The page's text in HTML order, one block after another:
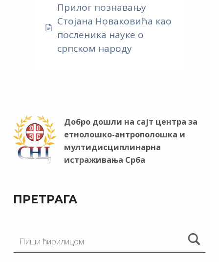
Прилог познавању
Стојана Новаковића као
посленика науке о
српском народу
Добро дошли на сајт центра за
етнолошко-антрополошка и
мултидисциплинарна
истраживања Срба
ПРЕТРАГА